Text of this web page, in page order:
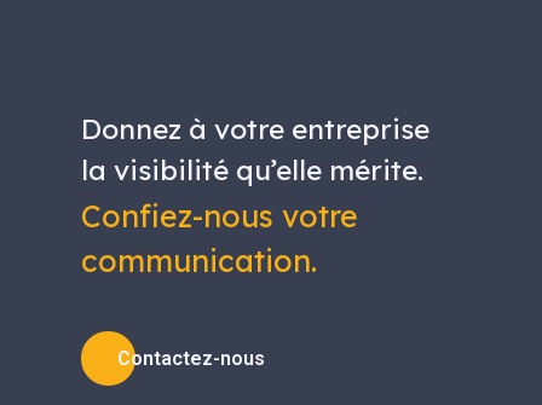
Donnez à votre entreprise
la visibilité qu’elle mérite.
Confiez-nous votre
communication.
Contactez-nous